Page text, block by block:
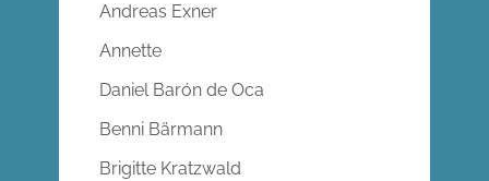
Andreas Exner
Annette
Daniel Barón de Oca
Benni Bärmann
Brigitte Kratzwald